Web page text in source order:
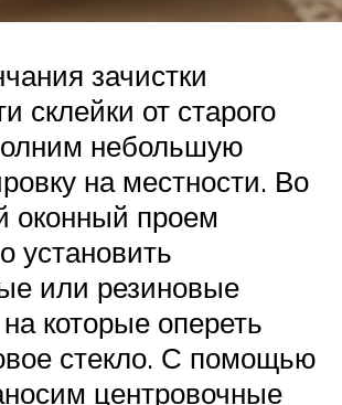
зачистки
склейки от старого
небольшую
на местности. Во
оконный проем
установить
или резиновые
которые опереть
стекло. С помощью
центровочные